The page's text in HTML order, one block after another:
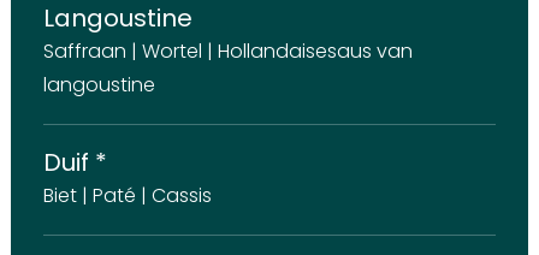
Langoustine
Saffraan | Wortel | Hollandaisesaus van
langoustine
Duif *
Biet | Paté | Cassis